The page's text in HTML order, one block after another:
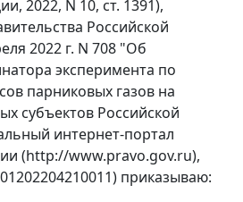
2022, N 10, ст. 1391),
Российской
2022 г. N 708 "Об
эксперимента по
парниковых газов на
субъектов Российской
интернет-портал
(http://www.pravo.gov.ru),
приказываю: